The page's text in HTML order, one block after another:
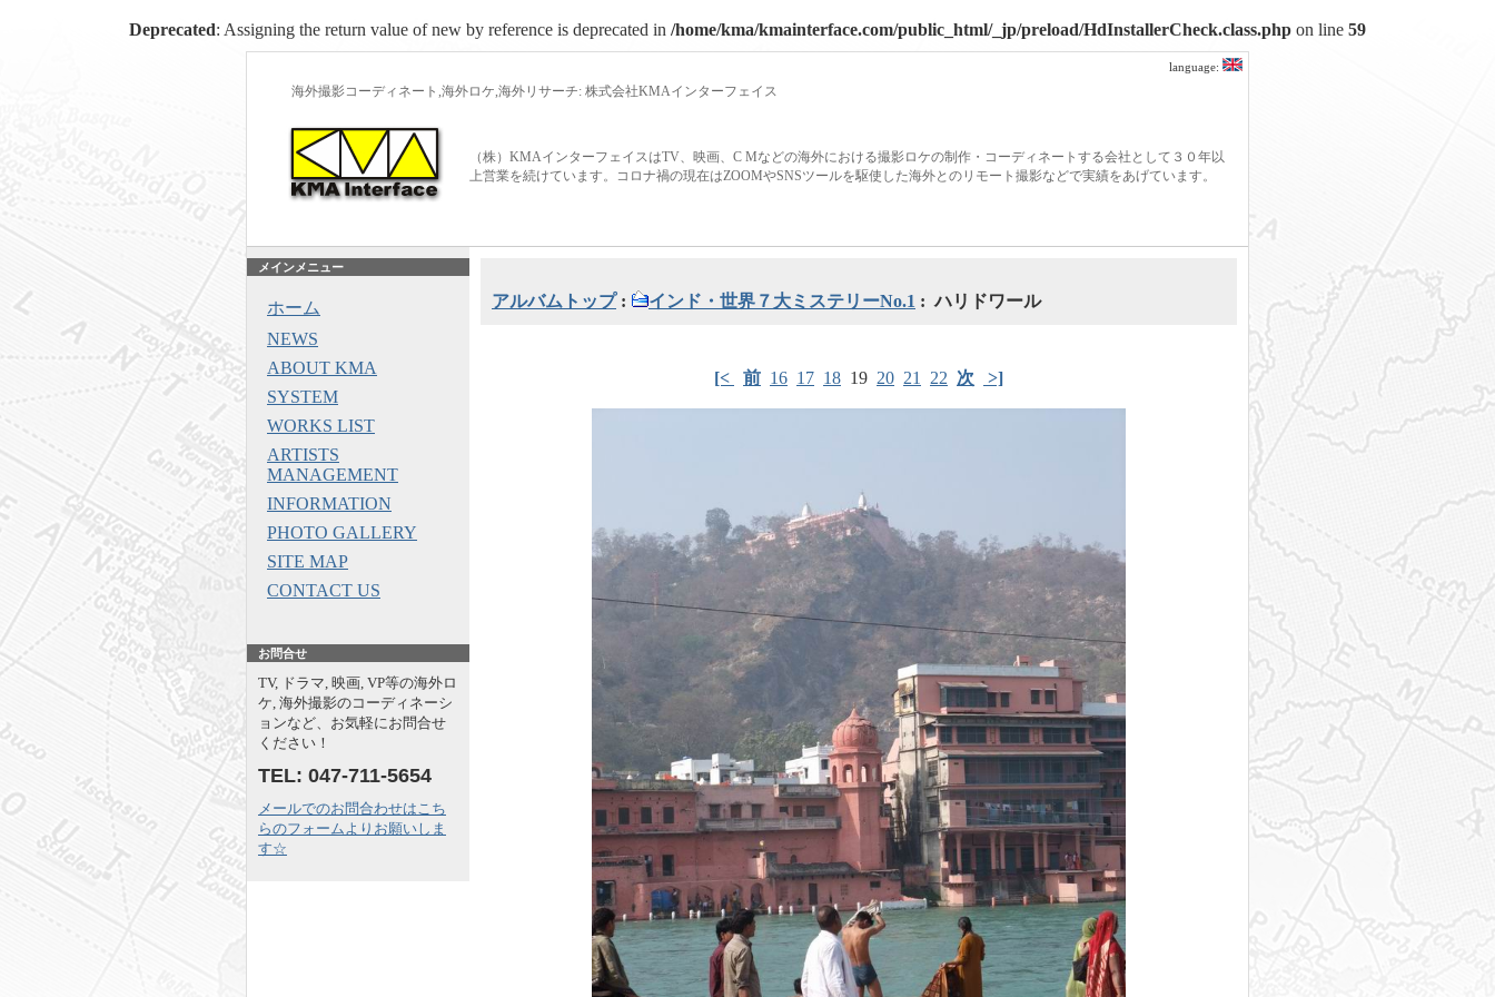
Deprecated: Assigning the return value of new by reference is deprecated in /home/kma/kmainterface.com/public_html/_jp/preload/HdInstallerCheck.class.php on line 59
language:
海外撮影コーディネート,海外ロケ,海外リサーチ: 株式会社KMAインターフェイス
（株）KMAインターフェイスはTV、映画、C Mなどの海外における撮影ロケの制作・コーディネートする会社として３０年以
上営業を続けています。コロナ禍の現在はZOOMやSNSツールを駆使した海外とのリモート撮影などで実績をあげています。
アルバムトップ: インド・世界７大ミステリーNo.1 : ハリドワール
[< 前 16 17 18 19 20 21 22 次 >]
メインメニュー
ホーム
NEWS
ABOUT KMA
SYSTEM
WORKS LIST
ARTISTS
MANAGEMENT
INFORMATION
PHOTO GALLERY
SITE MAP
CONTACT US
お問合せ
TV, ドラマ, 映画, VP等の海外ロ
ケ, 海外撮影のコーディネーシ
ョンなど、お気軽にお問合せ
ください！
TEL: 047-711-5654
メールでのお問合わせはこち
らのフォームよりお願いしま
す☆